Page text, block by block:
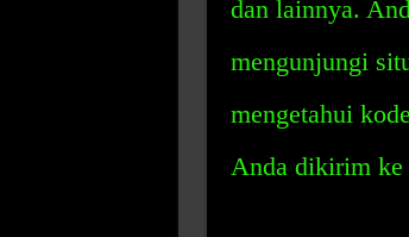
dan lainnya.
mengunjungi
mengetahui
Anda dikirim ke